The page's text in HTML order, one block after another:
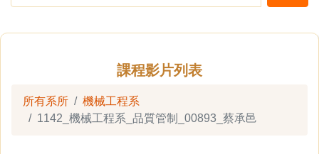
課程影片列表
所有系所
機械工程系
1142_機械工程系_品質管制_00893_蔡承邑